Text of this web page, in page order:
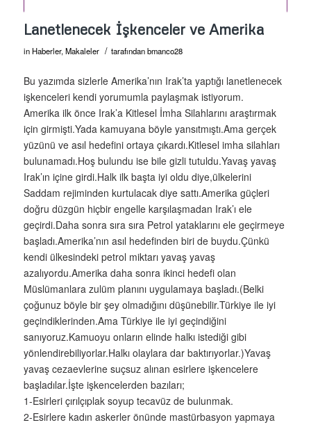
Lanetlenecek İşkenceler ve Amerika
in Haberler,Makaleler / tarafındanbmanco28
Bu yazımda sizlerle Amerika’nın Irak’ta yaptığı lanetlenecek
işkenceleri kendi yorumumla paylaşmak istiyorum.
Amerika ilk önce Irak’a Kitlesel İmha Silahlarını araştırmak
için girmişti.Yada kamuyana böyle yansıtmıştı.Ama gerçek
yüzünü ve asıl hedefini ortaya çıkardı.Kitlesel imha silahları
bulunamadı.Hoş bulundu ise bile gizli tutuldu.Yavaş yavaş
Irak’ın içine girdi.Halk ilk başta iyi oldu diye,ülkelerini
Saddam rejiminden kurtulacak diye sattı.Amerika güçleri
doğru düzgün hiçbir engelle karşılaşmadan Irak’ı ele
geçirdi.Daha sonra sıra sıra Petrol yataklarını ele geçirmeye
başladı.Amerika’nın asıl hedefinden biri de buydu.Çünkü
kendi ülkesindeki petrol miktarı yavaş yavaş
azalıyordu.Amerika daha sonra ikinci hedefi olan
Müslümanlara zulüm planını uygulamaya başladı.(Belki
çoğunuz böyle bir şey olmadığını düşünebilir.Türkiye ile iyi
geçindiklerinden.Ama Türkiye ile iyi geçindiğini
sanıyoruz.Kamuoyu onların elinde halkı istediği gibi
yönlendirebiliyorlar.Halkı olaylara dar baktırıyorlar.)Yavaş
yavaş cezaevlerine suçsuz alınan esirlere işkencelere
başladılar.İşte işkencelerden bazıları;
1-Esirleri çırılçıplak soyup tecavüz de bulunmak.
2-Esirlere kadın askerler önünde mastürbasyon yapmaya